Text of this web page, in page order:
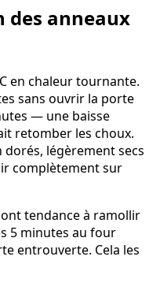
des anneaux
en chaleur tournante.
sans ouvrir la porte
— une baisse
retomber les choux.
légèrement secs
complètement sur
tendance à ramollir
5 minutes au four
entrouverte. Cela les